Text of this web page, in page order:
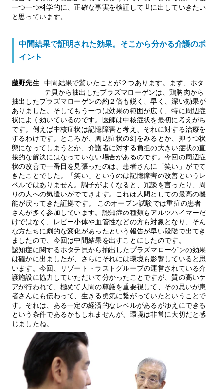
一つ一つ科学的に、正確な事実を検証して世に出していきたい
と思っています。
中間結果で証明された効果。そこから分かる介護のポ
イント
藤野先生
中間結果で驚いたことが２つあります。まず、ホタ
テ貝から抽出したプラズマローゲンは、鶏胸肉から
抽出したプラズマローゲンの約２倍も鋭く、早く、深い効果が
ありました。そしてもう一つは効果の範囲が広く、特に周辺症
状によく効いているのです。医師は中核症状を最初に考えがち
です。例えば中核症状は記憶障害と考え、それに対する治療を
するわけです。ところが、周辺症状の幻をみるとか、抑うつ状
態になってしまうとか、介護者に対する負担の大きい症状の直
接的な解決にはなっていない場合があるのです。今回の周辺症
状の改善で一番目を見張ったのは、患者さんに「笑い」がでて
きたことでした。「笑い」というのは記憶障害の改善というレ
ベルではありません。調子がよくなると、冗談を言ったり、周
りの人への気遣いがでてきます。これは人間としての最高の機
能が戻ってきた証拠です。 このオープン試験では重症の患者
さんが多く参加しています。認知症の種類もアルツハイマーだ
けではなく、レビー小体や血管性などの方も対象となり、そん
な方たちに劇的な変化があったという報告が早い段階で出てき
ましたので、今回は中間結果を出すことにしたのです。
認知症に関するホタテ貝から抽出したプラズマローゲンの効果
は確かに出ましたが、さらにそれには環境も影響していると思
います。今回、リゾートトラストグループの運営されている介
護施設に協力していただいて分かったことですが、質の高いケ
アが行われて、極めて人間の尊厳を重要視して、その思いが患
者さんにも伝わって、生きる勇気に繋がっていたということで
す。それは、ある一定の経済的なレベルがあるがゆえにできる
という条件であるかもしれませんが、環境は非常に大切だと感
じましたね。